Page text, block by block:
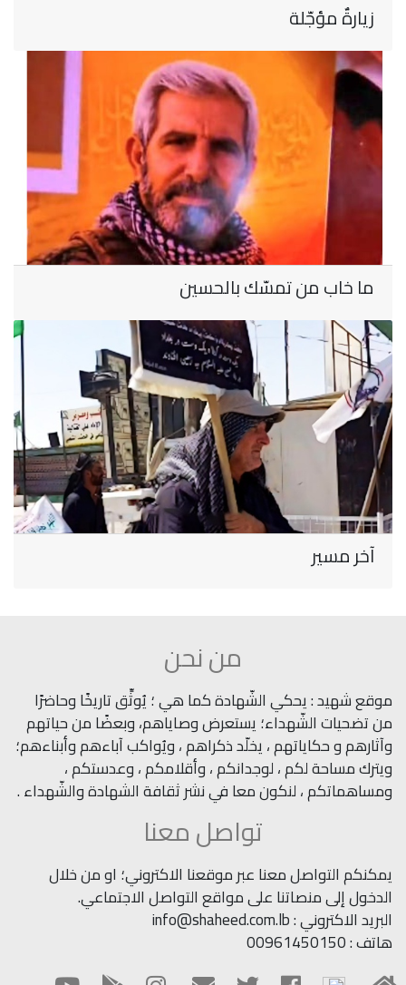
زيارةٌ مؤجّلة
ما خاب من تمسّك بالحسين
آخر مسير
من نحن
موقع شهيد : يحكي الشّهادة كما هي ؛ يُوثِّق تاريخًا وحاضرًا
من تضحيات الشّهداء؛ يستعرض وصاياهم، وبعضًا من حياتهم
وآثارهم و حكاياتهم ، يخلّد ذكراهم ، ويُواكب آباءهم وأبناءهم؛
ويترك مساحة لكم ، لوجدانكم ، وأقلامكم ، وعدستكم ،
ومساهماتكم ، لنكون معا في نشر ثقافة الشهادة والشّهداء .
تواصل معنا
يمكنكم التواصل معنا عبر موقعنا الاكتروني؛ او من خلال
الدخول إلى منصاتنا على مواقع التواصل الاجتماعي.
البريد الاكتروني : info@shaheed.com.lb
هاتف : 00961450150